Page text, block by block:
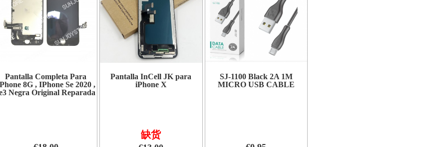
Pantalla Completa Para
8G , IPhone Se 2020 ,
Negra Original Reparada
Pantalla InCell JK para
iPhone X
缺货
SJ-1100 Black 2A 1M
MICRO USB CABLE